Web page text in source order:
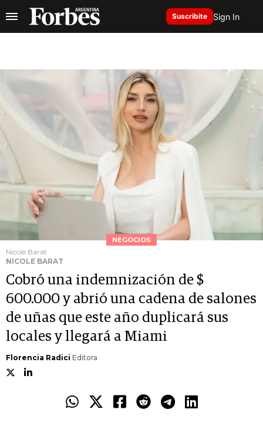
Suscribite Sign In
NEGOCIOS
Nicole Barat
NICOLE BARAT
Cobró una indemnización de $
600.000 y abrió una cadena de salones
de uñas que este año duplicará sus
locales y llegará a Miami
Florencia Radici Editora